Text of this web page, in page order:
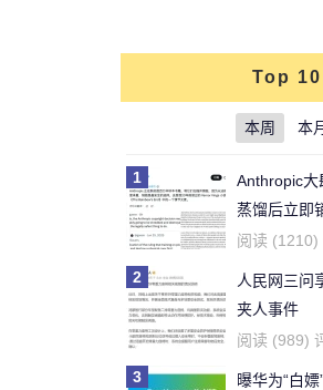
Top 10
本周 本
1
Anthropic大
蒸馏后立即
阅读 (1210)
2
人民网三问
夹人事件
阅读 (989)
3
曝华为“白